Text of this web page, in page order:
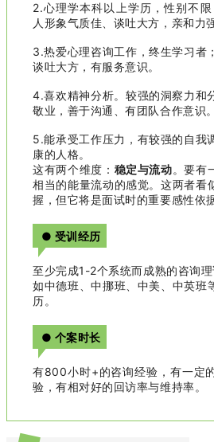
2.心理学本科以上学历，性别不
人形象气质佳、谈吐大方，亲和力强
3.热爱心理咨询工作，终生学习者
谈吐大方，有服务意识。
4.喜欢精神分析。较强的洞察力和
敬业，善于沟通、有团队合作意识。
5.能承受工作压力，有较强的自我
康的人格。
这有两个维度： 稳定与流动。要有
相当的能量流动的感觉。这两者看
握，但它将是面试时的重要感性依据
● 受训经历
至少完成1-2个系统而成熟的咨询理
如中德班、中挪班、中美、中英班
历。
● 个案时长
有800小时+的咨询经验，有一定
验，有相对好的回访率与维持率。